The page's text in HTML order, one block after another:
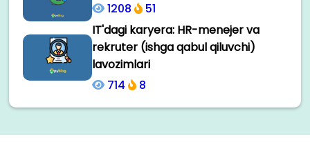
1208
51
IT'dagi karyera: HR-menejer va
rekruter (ishga qabul qiluvchi)
lavozimlari
714
8